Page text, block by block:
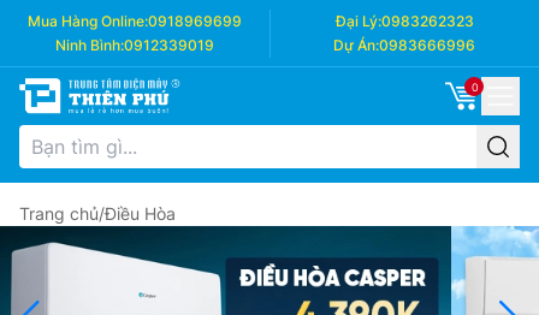
Mua Hàng Online:0918969699 Đại Lý:0983262323
Ninh Bình:0912339019 Dự Án:0983666996
0
Trang chủ/Điều Hòa